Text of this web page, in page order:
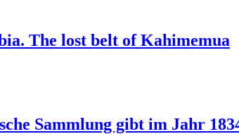
The lost belt of Kahimemua
Sammlung gibt im Jahr